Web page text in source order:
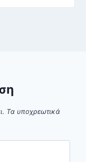
Τα υποχρεωτικά